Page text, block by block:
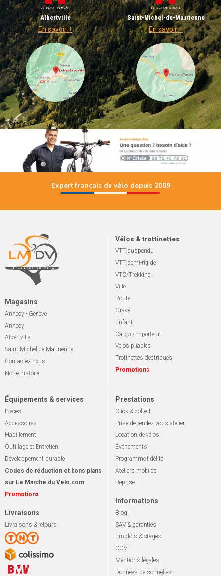
Albertville
En savoir +
Saint-Michel-de-Maurienne
En savoir +
Expert français du vélo depuis 2009
Magasins
Annecy - Genève
Annecy
Albertville
Saint-Michel-de-Maurienne
Contactez-nous
Notre histoire
Vélos & trottinettes
VTT suspendu
VTT semi-rigide
VTC/Trekking
Ville
Route
Gravel
Enfant
Cargo / triporteur
Vélos pliables
Trotinettes électriques
Promotions
Équipements & services
Pièces
Accessoires
Habillement
Outillage et Entretien
Développement durable
Codes de réduction et bons plans
sur Le Marché du Vélo.com
Promotions
Livraisons
Livraisons & retours
Prestations
Click & collect
Prise de rendez-vous atelier
Location de vélos
Événements
Programme fidélité
Ateliers mobiles
Reprise
Informations
Blog
SAV & garanties
Emplois & stages
CGV
Mentions légales
Données personnelles